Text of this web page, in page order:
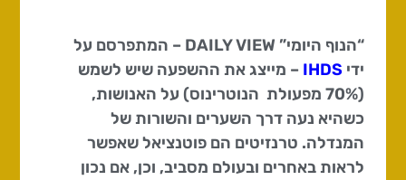
“הנוף היומי” DAILY VIEW – המתפרסם על
ידיIHDS – מייצג את ההשפעה שיש לשמש
(70% מפעולת הנוטרינוס) על האנושות,
כשהיא נעה דרך השערים והשורות של
המנדלה. טרנזיטים הם פוטנציאל שאפשר
לראות באחרים ובעולם מסביב, וכן, אם נכון